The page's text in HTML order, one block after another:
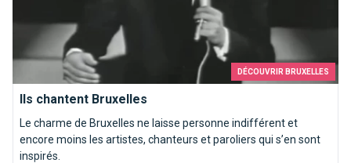
DÉCOUVRIR BRUXELLES
Ils chantent Bruxelles
Le charme de Bruxelles ne laisse personne indifférent et
encore moins les artistes, chanteurs et paroliers qui s’en sont
inspirés.